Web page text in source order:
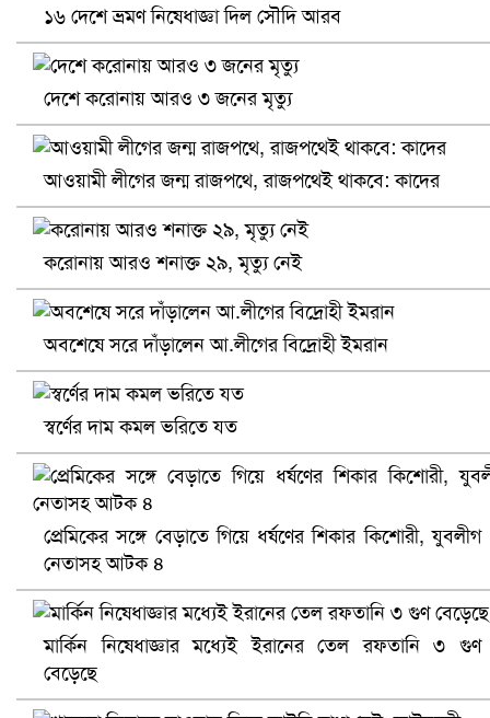
প্রোটিয়াদের হারিয়ে বিশ্বকাপের শিরোপা ঘরে তুলল ভারত
সৌদিতে ব্যাপক ধরপাকড়, এক সপ্তাহেই ২১ হাজারের বেশি
১৬ দেশে ভ্রমণ নিষেধাজ্ঞা দিল সৌদি আরব
দেশে করোনায় আরও ৩ জনের মৃত্যু
আওয়ামী লীগের জন্ম রাজপথে, রাজপথেই থাকবে: কাদের
করোনায় আরও শনাক্ত ২৯, মৃত্যু নেই
অবশেষে সরে দাঁড়ালেন আ.লীগের বিদ্রোহী ইমরান
স্বর্ণের দাম কমল ভরিতে যত
প্রেমিকের সঙ্গে বেড়াতে গিয়ে ধর্ষণের শিকার কিশোরী, যুবলীগ
নেতাসহ আটক ৪
মার্কিন নিষেধাজ্ঞার মধ্যেই ইরানের তেল রফতানি ৩ গুণ
বেড়েছে